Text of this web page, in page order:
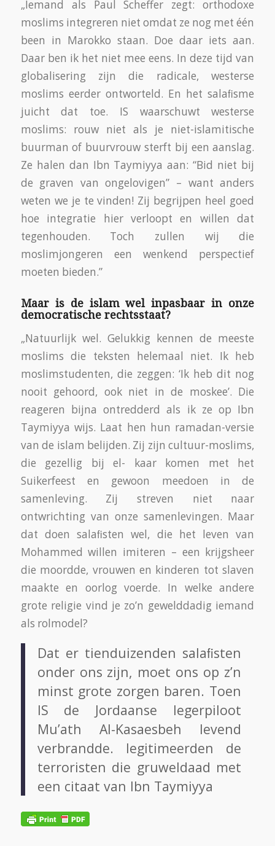
„Iemand als Paul Scheffer zegt: orthodoxe
moslims integreren niet omdat ze nog met één
been in Marokko staan. Doe daar iets aan.
Daar ben ik het niet mee eens. In deze tijd van
globalisering zijn die radicale, westerse
moslims eerder ontworteld. En het salaﬁsme
juicht dat toe. IS waarschuwt westerse
moslims: rouw niet als je niet-islamitische
buurman of buurvrouw sterft bij een aanslag.
Ze halen dan Ibn Taymiyya aan: “Bid niet bij
de graven van ongelovigen” – want anders
weten we je te vinden! Zij begrijpen heel goed
hoe integratie hier verloopt en willen dat
tegenhouden. Toch zullen wij die
moslimjongeren een wenkend perspectief
moeten bieden.”
Maar is de islam wel inpasbaar in onze
democratische rechtsstaat?
„Natuurlijk wel. Gelukkig kennen de meeste
moslims die teksten helemaal niet. Ik heb
moslimstudenten, die zeggen: ‘Ik heb dit nog
nooit gehoord, ook niet in de moskee’. Die
reageren bijna ontredderd als ik ze op Ibn
Taymiyya wijs. Laat hen hun ramadan-versie
van de islam belijden. Zij zijn cultuur-moslims,
die gezellig bij el- kaar komen met het
Suikerfeest en gewoon meedoen in de
samenleving. Zij streven niet naar
ontwrichting van onze samenlevingen. Maar
dat doen salaﬁsten wel, die het leven van
Mohammed willen imiteren – een krijgsheer
die moordde, vrouwen en kinderen tot slaven
maakte en oorlog voerde. In welke andere
grote religie vind je zo’n gewelddadig iemand
als rolmodel?
Dat er tienduizenden salaﬁsten
onder ons zijn, moet ons op z’n
minst grote zorgen baren. Toen
IS de Jordaanse legerpiloot
Mu’ath Al-Kasaesbeh levend
verbrandde. legitimeerden de
terroristen die gruweldaad met
een citaat van Ibn Taymiyya